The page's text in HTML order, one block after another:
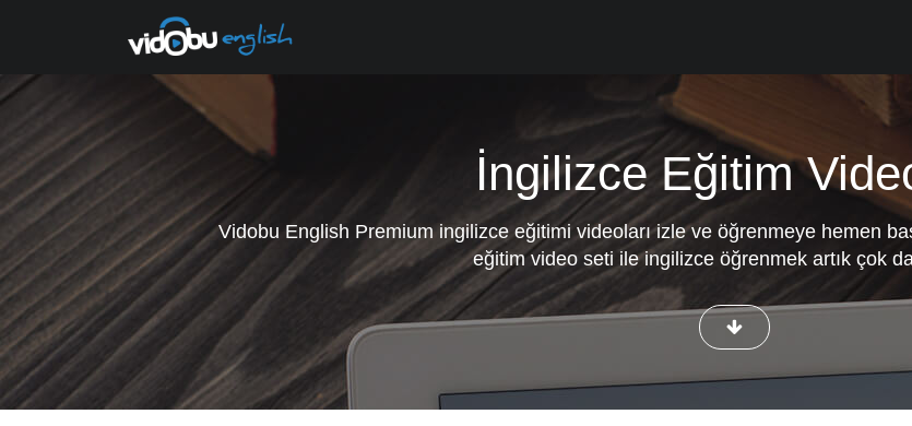
İngilizce Eğitim
Vidobu English Premiumingilizce eğitimi videoları izle ve öğrenmeye hemen
eğitim video seti ile ingilizce öğrenmek artık çok